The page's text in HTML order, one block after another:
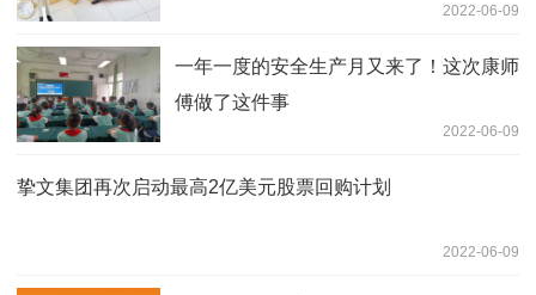
2022-06-09
一年一度的安全生产月又来了！这次康师
傅做了这件事
2022-06-09
挚文集团再次启动最高2亿美元股票回购计划
2022-06-09